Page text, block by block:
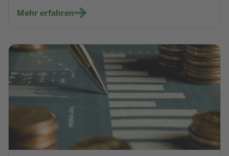
Mehr erfahren
Zur Veranstaltung NRW.Energy4Climate - E-LKW